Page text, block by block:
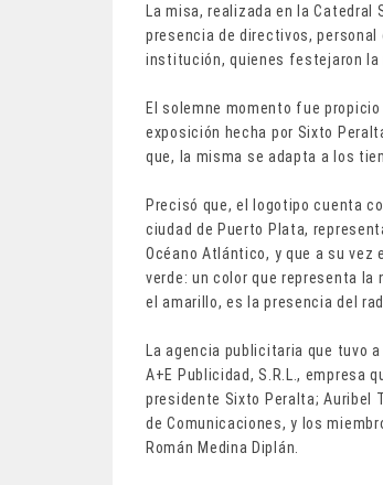
La misa, realizada en la Catedral
presencia de directivos,
institución, quienes festejaron la
El solemne momento fue
exposición hecha por Sixto
que, la misma se adapta a los
Precisó que, el logotipo cuenta
ciudad de Puerto Plata,
Océano Atlántico, y que a su vez
verde: un color que representa
el amarillo, es la presencia del
La agencia publicitaria que tuvo
A+E Publicidad, S.R.L., empresa
presidente Sixto Peralta; Auribel
de Comunicaciones, y los
Román Medina Diplán.